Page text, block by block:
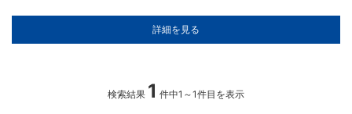
詳細を見る
検索結果 1 件中1～1件目を表示